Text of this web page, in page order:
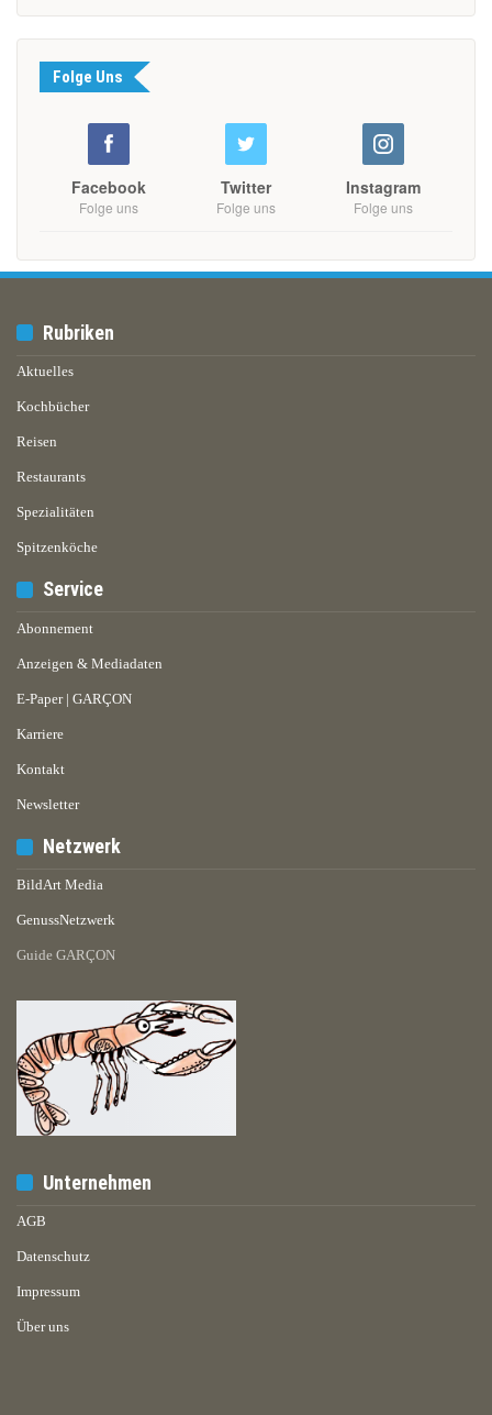
Folge Uns
Facebook
Folge uns
Twitter
Folge uns
Instagram
Folge uns
Rubriken
Aktuelles
Kochbücher
Reisen
Restaurants
Spezialitäten
Spitzenköche
Service
Abonnement
Anzeigen & Mediadaten
E-Paper | GARÇON
Karriere
Kontakt
Newsletter
Netzwerk
BildArt Media
GenussNetzwerk
Guide GARÇON
Unternehmen
AGB
Datenschutz
Impressum
Über uns